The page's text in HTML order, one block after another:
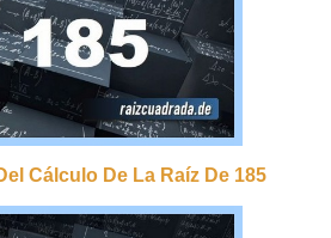
Cálculo De La Raíz De 185